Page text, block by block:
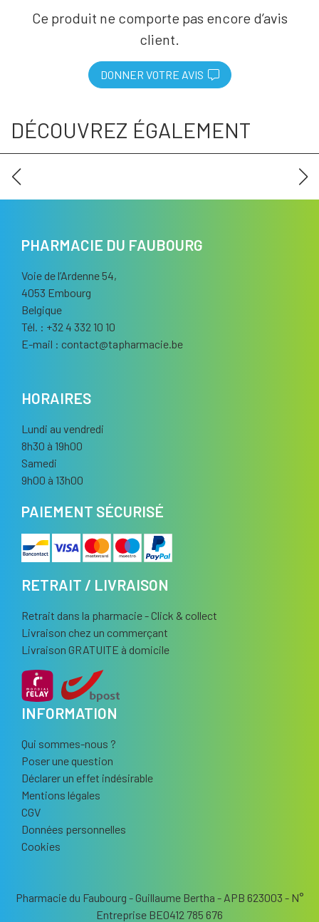
Ce produit ne comporte pas encore d’avis
client.
DONNER VOTRE AVIS
DÉCOUVREZ ÉGALEMENT
PHARMACIE DU FAUBOURG
Voie de l’Ardenne 54,
4053 Embourg
Belgique
Tél. : +32 4 332 10 10
E-mail : contact@tapharmacie.be
HORAIRES
Lundi au vendredi
8h30 à 19h00
Samedi
9h00 à 13h00
PAIEMENT SÉCURISÉ
RETRAIT / LIVRAISON
Retrait dans la pharmacie - Click & collect
Livraison chez un commerçant
Livraison GRATUITE à domicile
INFORMATION
Qui sommes-nous ?
Poser une question
Déclarer un effet indésirable
Mentions légales
CGV
Données personnelles
Cookies
Pharmacie du Faubourg - Guillaume Bertha - APB 623003 - N°
Entreprise BE0412 785 676